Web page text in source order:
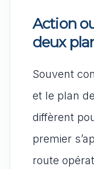
Action
deux
Souvent
et le plan
diffèrent
premier
route